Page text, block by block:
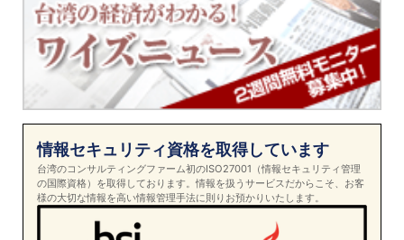
情報セキュリティ資格を取得しています
台湾のコンサルティングファーム初のISO27001（情報セキュリティ管理
の国際資格）を取得しております。情報を扱うサービスだからこそ、お客
様の大切な情報を高い情報管理手法に則りお預かりいたします。